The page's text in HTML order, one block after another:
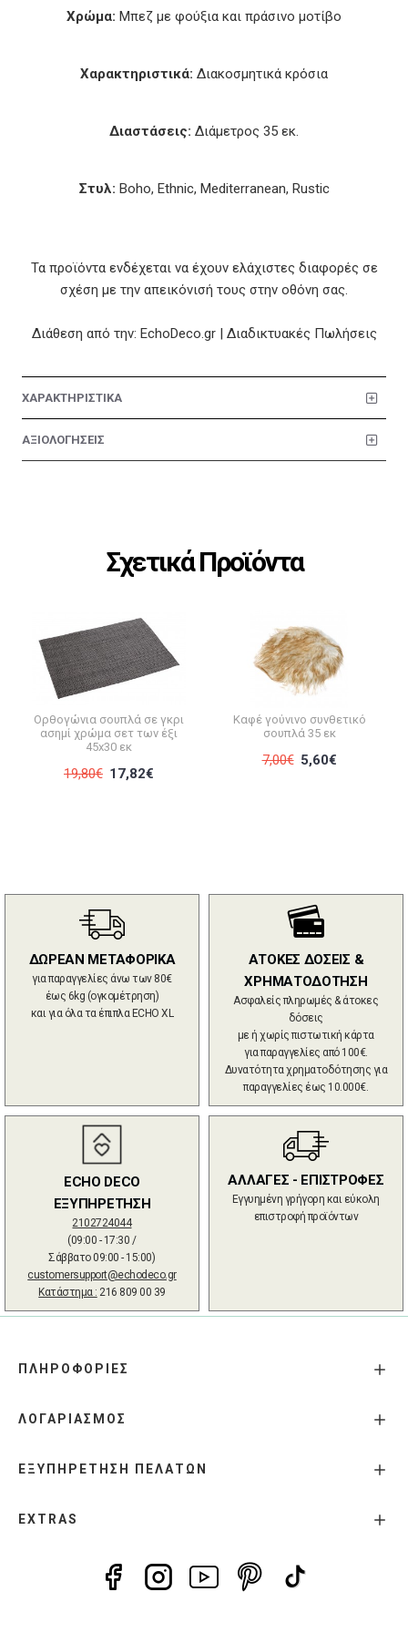
Χρώμα: Μπεζ με φούξια και πράσινο μοτίβο
Χαρακτηριστικά: Διακοσμητικά κρόσια
Διαστάσεις: Διάμετρος 35 εκ.
Στυλ: Boho, Ethnic, Mediterranean, Rustic
Τα προϊόντα ενδέχεται να έχουν ελάχιστες διαφορές σε
σχέση με την απεικόνισή τους στην οθόνη σας.
Διάθεση από την: EchoDeco.gr | Διαδικτυακές Πωλήσεις
ΧΑΡΑΚΤΗΡΙΣΤΙΚΑ
ΑΞΙΟΛΟΓΗΣΕΙΣ
Σχετικά Προϊόντα
Ορθογώνια σουπλά σε γκρι
ασημί χρώμα σετ των έξι
45x30 εκ
19,80€ 17,82€
Καφέ γούνινο συνθετικό
σουπλά 35 εκ
7,00€ 5,60€
ΔΩΡΕΑΝ ΜΕΤΑΦΟΡΙΚΑ
για παραγγελίες άνω των 80€
έως 6kg (ογκομέτρηση)
και για όλα τα έπιπλα ECHO XL
ΑΤΟΚΕΣ ΔΟΣΕΙΣ &
ΧΡΗΜΑΤΟΔΟΤΗΣΗ
Ασφαλείς πληρωμές & άτοκες
δόσεις
με ή χωρίς πιστωτική κάρτα
για παραγγελίες από 100€.
Δυνατότητα χρηματοδότησης για
παραγγελίες έως 10.000€.
ECHO DECO
ΕΞΥΠΗΡΕΤΗΣΗ
2102724044
(09:00 - 17:30 /
Σάββατο 09:00 - 15:00)
customersupport@echodeco.gr
Κατάστημα : 216 809 00 39
ΑΛΛΑΓΕΣ - ΕΠΙΣΤΡΟΦΕΣ
Εγγυημένη γρήγορη και εύκολη
επιστροφή προϊόντων
ΠΛΗΡΟΦΟΡΙΕΣ
ΛΟΓΑΡΙΑΣΜΟΣ
ΕΞΥΠΗΡΕΤΗΣΗ ΠΕΛΑΤΩΝ
EXTRAS